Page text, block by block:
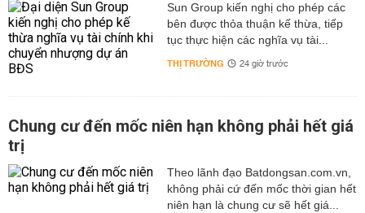
Sun Group kiến nghị cho phép các
bên được thỏa thuận kế thừa, tiếp
tục thực hiện các nghĩa vụ tài...
THỊ TRƯỜNG 24 giờ trước
Chung cư đến mốc niên hạn không phải hết giá
trị
Theo lãnh đạo Batdongsan.com.vn,
không phải cứ đến mốc thời gian hết
niên hạn là chung cư sẽ hết giá...